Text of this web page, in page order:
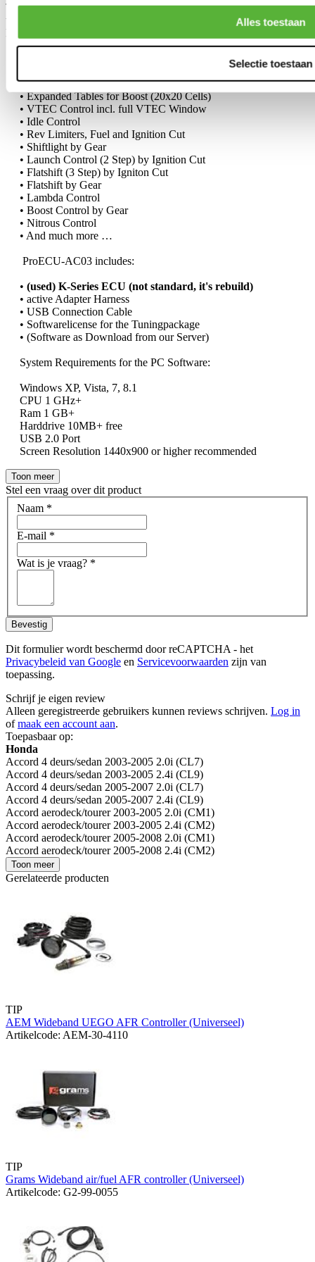
Alles toestaan
Selectie toestaan
The additional installed ProECU-K will control the Engine. With
this setup even Boost Applications and all the Features of ProECU-
K can be used.
• Edit Fuel, Ignition Tables
• Expanded Tables for Boost (20x20 Cells)
• VTEC Control incl. full VTEC Window
• Idle Control
• Rev Limiters, Fuel and Ignition Cut
• Shiftlight by Gear
• Launch Control (2 Step) by Ignition Cut
• Flatshift (3 Step) by Igniton Cut
• Flatshift by Gear
• Lambda Control
• Boost Control by Gear
• Nitrous Control
• And much more …
ProECU-AC03 includes:
• (used) K-Series ECU (not standard, it's rebuild)
• active Adapter Harness
• USB Connection Cable
• Softwarelicense for the Tuningpackage
• (Software as Download from our Server)
System Requirements for the PC Software:
Windows XP, Vista, 7, 8.1
CPU 1 GHz+
Ram 1 GB+
Harddrive 10MB+ free
USB 2.0 Port
Screen Resolution 1440x900 or higher recommended
Toon meer
Stel een vraag over dit product
Naam *
E-mail *
Wat is je vraag? *
Bevestig
Dit formulier wordt beschermd door reCAPTCHA - het
Privacybeleid van Google en Servicevoorwaarden zijn van
toepassing.
Schrijf je eigen review
Alleen geregistreerde gebruikers kunnen reviews schrijven. Log in
ofmaak een account aan.
Toepasbaar op:
Honda
Accord 4 deurs/sedan 2003-2005 2.0i (CL7)
Accord 4 deurs/sedan 2003-2005 2.4i (CL9)
Accord 4 deurs/sedan 2005-2007 2.0i (CL7)
Accord 4 deurs/sedan 2005-2007 2.4i (CL9)
Accord aerodeck/tourer 2003-2005 2.0i (CM1)
Accord aerodeck/tourer 2003-2005 2.4i (CM2)
Accord aerodeck/tourer 2005-2008 2.0i (CM1)
Accord aerodeck/tourer 2005-2008 2.4i (CM2)
Toon meer
Gerelateerde producten
TIP
AEM Wideband UEGO AFR Controller (Universeel)
Artikelcode: AEM-30-4110
TIP
Grams Wideband air/fuel AFR controller (Universeel)
Artikelcode: G2-99-0055